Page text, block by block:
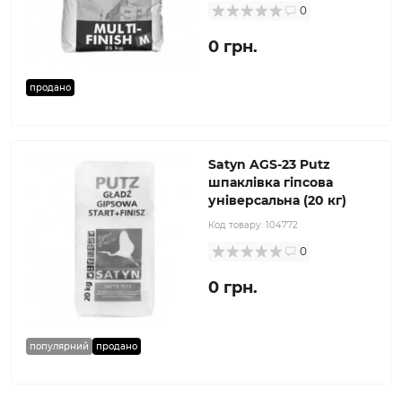
продано
0
0 грн.
популярний продано
Satyn AGS-23 Putz
шпаклівка гіпсова
універсальна (20 кг)
Код товару: 104772
0
0 грн.